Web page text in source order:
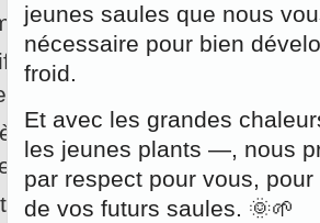
superficiel;
d’Amérique du Nord que
sols alluviaux humides;
est recommandée pour
les berges;
est très joli et peut être un
jeunes saules que nous
nécessaire pour bien
froid.
Et avec les grandes
les jeunes plants —, nous
par respect pour vous,
de vos futurs saules. 🌞🌱